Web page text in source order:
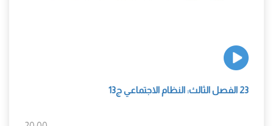
23 الفصل الثالث: النظام الاجتماعي ج13